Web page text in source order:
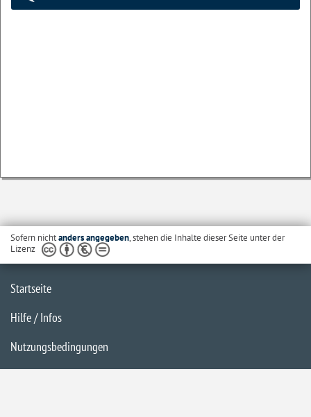
Sofern nichtanders angegeben, stehen die Inhalte dieser Seite unter der
Lizenz
Startseite
Hilfe / Infos
Nutzungsbedingungen